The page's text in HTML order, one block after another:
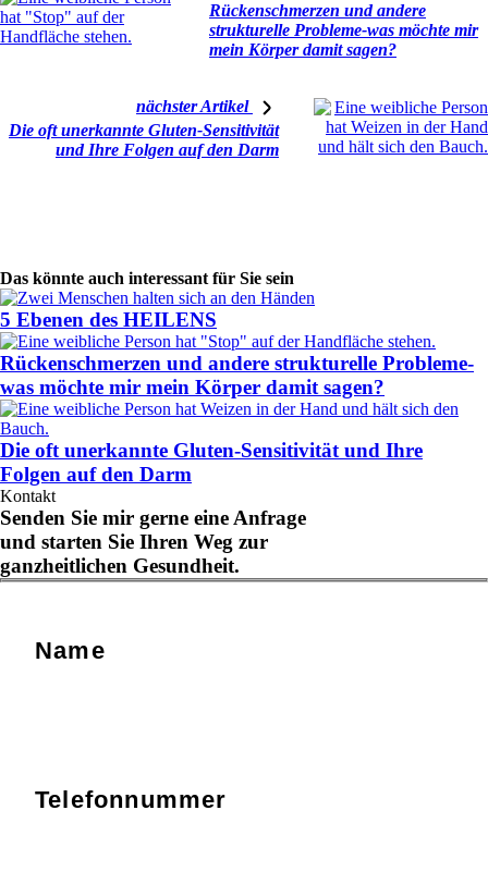
Rückenschmerzen und andere
strukturelle Probleme-was möchte mir
mein Körper damit sagen?
nächster Artikel
Die oft unerkannte Gluten-Sensitivität
und Ihre Folgen auf den Darm
Das könnte auch interessant für Sie sein
5 Ebenen des HEILENS
Rückenschmerzen und andere strukturelle Probleme-
was möchte mir mein Körper damit sagen?
Die oft unerkannte Gluten-Sensitivität und Ihre
Folgen auf den Darm
Kontakt
Senden Sie mir gerne eine Anfrage
und starten Sie Ihren Weg zur
ganzheitlichen Gesundheit.